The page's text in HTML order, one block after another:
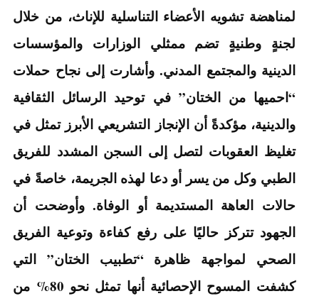
لمناهضة تشويه الأعضاء التناسلية للإناث، من خلال
لجنةٍ وطنيةٍ تضم ممثلي الوزارات والمؤسسات
الدينية والمجتمع المدني. وأشارت إلى نجاح حملات
“احميها من الختان” في توحيد الرسائل الثقافية
والدينية، مؤكدةً أن الإنجاز التشريعي الأبرز تمثل في
تغليظ العقوبات لتصل إلى السجن المشدد للفريق
الطبي وكل من يسر أو دعا لهذه الجريمة، خاصةً في
حالات العاهة المستديمة أو الوفاة. وأوضحت أن
الجهود تتركز حاليًا على رفع كفاءة وتوعية الفريق
الصحي لمواجهة ظاهرة “تطبيب الختان” التي
كشفت المسوح الإحصائية أنها تمثل نحو 80% من